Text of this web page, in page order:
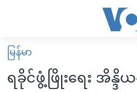
လွယ်ကူ
စေ
မူလစာမျက်နှာ
မြန်မာ
မြန်မာ
ရခိုင်ဖွံ့ဖြိုးရေး အိန္ဒိယ